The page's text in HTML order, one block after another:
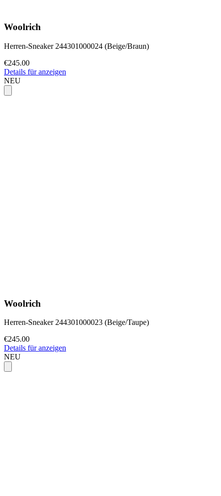
Woolrich
Herren-Sneaker 244301000024 (Beige/Braun)
€245.00
Details für anzeigen
NEU
Woolrich
Herren-Sneaker 244301000023 (Beige/Taupe)
€245.00
Details für anzeigen
NEU